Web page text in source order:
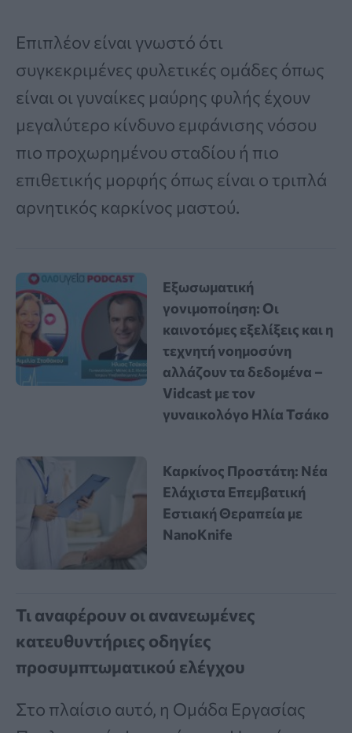
Επιπλέον είναι γνωστό ότι
συγκεκριμένες φυλετικές ομάδες όπως
είναι οι γυναίκες μαύρης φυλής έχουν
μεγαλύτερο κίνδυνο εμφάνισης νόσου
πιο προχωρημένου σταδίου ή πιο
επιθετικής μορφής όπως είναι ο τριπλά
αρνητικός καρκίνος μαστού.
Εξωσωματική
γονιμοποίηση: Οι
καινοτόμες εξελίξεις και η
τεχνητή νοημοσύνη
αλλάζουν τα δεδομένα –
Vidcast με τον
γυναικολόγο Ηλία Τσάκο
Καρκίνος Προστάτη: Νέα
Ελάχιστα Επεμβατική
Εστιακή Θεραπεία με
NanoKnife
Τι αναφέρουν οι ανανεωμένες
κατευθυντήριες οδηγίες
προσυμπτωματικού ελέγχου
Στο πλαίσιο αυτό, η Ομάδα Εργασίας